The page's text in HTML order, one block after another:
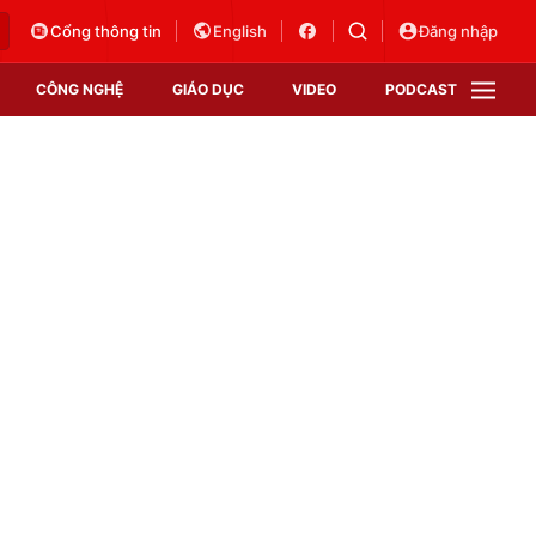
Cổng thông tin English Đăng nhập
CÔNG NGHỆ GIÁO DỤC VIDEO PODCAST